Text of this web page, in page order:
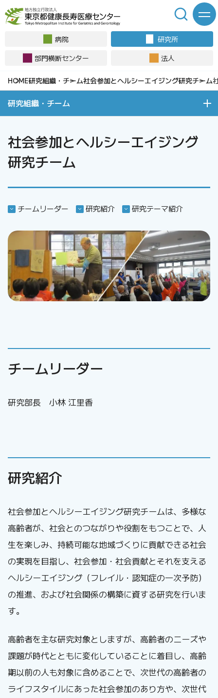
病院
研究所
部門横断センター
法人
研究組織・チーム社会参加とヘルシーエイジング研究チーム
研究組織・チーム
社会参加とヘルシーエイジング
研究チーム
チームリーダー 研究紹介 研究テーマ紹介
チームリーダー
研究部長 小林 江里香
研究紹介
社会参加とヘルシーエイジング研究チームは、多様な
高齢者が、社会とのつながりや役割をもつことで、人
生を楽しみ、持続可能な地域づくりに貢献できる社会
の実現を目指し、社会参加・社会貢献とそれを支える
ヘルシーエイジング（フレイル・認知症の一次予防）
の推進、および社会関係の構築に資する研究を行いま
す。
高齢者を主な研究対象としますが、高齢者のニーズや
課題が時代とともに変化していることに着目し、高齢
期以前の人も対象に含めることで、次世代の高齢者の
ライフスタイルにあった社会参加のあり方や、次世代